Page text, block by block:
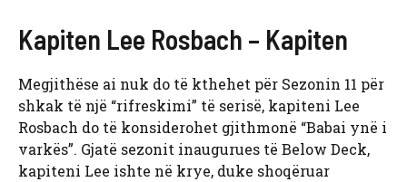
Kapiten Lee Rosbach – Kapiten
Megjithëse ai nuk do të kthehet për Sezonin 11 për
shkak të një “rifreskimi” të serisë, kapiteni Lee
Rosbach do të konsiderohet gjithmonë “Babai ynë i
varkës”. Gjatë sezonit inaugurues të Below Deck,
kapiteni Lee ishte në krye, duke shoqëruar